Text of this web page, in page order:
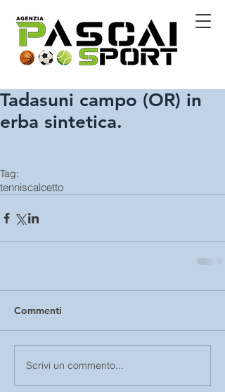
Tadasuni campo (OR) in
erba sintetica.
Tag:
tenniscalcetto
Commenti
Scrivi un commento...